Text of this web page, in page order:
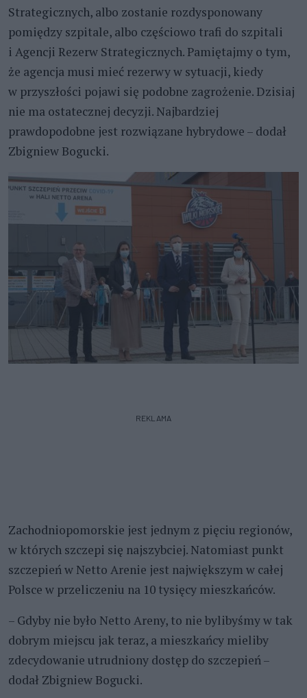
Strategicznych, albo zostanie rozdysponowany
pomiędzy szpitale, albo częściowo trafi do szpitali
i Agencji Rezerw Strategicznych. Pamiętajmy o tym,
że agencja musi mieć rezerwy w sytuacji, kiedy
w przyszłości pojawi się podobne zagrożenie. Dzisiaj
nie ma ostatecznej decyzji. Najbardziej
prawdopodobne jest rozwiązane hybrydowe – dodał
Zbigniew Bogucki.
REKLAMA
Zachodniopomorskie jest jednym z pięciu regionów,
w których szczepi się najszybciej. Natomiast punkt
szczepień w Netto Arenie jest największym w całej
Polsce w przeliczeniu na 10 tysięcy mieszkańców.
– Gdyby nie było Netto Areny, to nie bylibyśmy w tak
dobrym miejscu jak teraz, a mieszkańcy mieliby
zdecydowanie utrudniony dostęp do szczepień –
dodał Zbigniew Bogucki.